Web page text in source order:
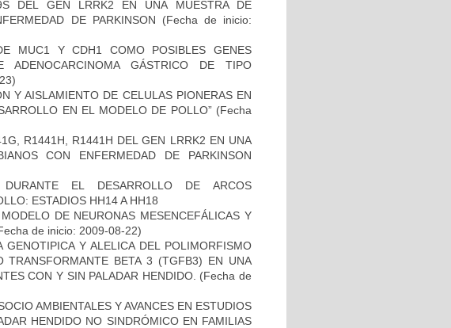
DEL GEN LRRK2 EN UNA MUESTRA DE
DE PARKINSON (Fecha de inicio:
MUC1 Y CDH1 COMO POSIBLES GENES
GÁSTRICO DE TIPO
Y AISLAMIENTO DE CELULAS PIONERAS EN
EN EL MODELO DE POLLO”(Fecha
R1441H, R1441H DEL GEN LRRK2 EN UNA
CON ENFERMEDAD DE PARKINSON
EL DESARROLLO DE ARCOS
ESTADIOS HH14 A HH18
DE NEURONAS MESENCEFÁLICAS Y
de inicio: 2009-08-22)
Y ALELICA DEL POLIMORFISMO
TRANSFORMANTE BETA 3 (TGFB3) EN UNA
CON Y SIN PALADAR HENDIDO. (Fecha de
AMBIENTALES Y AVANCES EN ESTUDIOS
HENDIDO NO SINDRÓMICO EN FAMILIAS